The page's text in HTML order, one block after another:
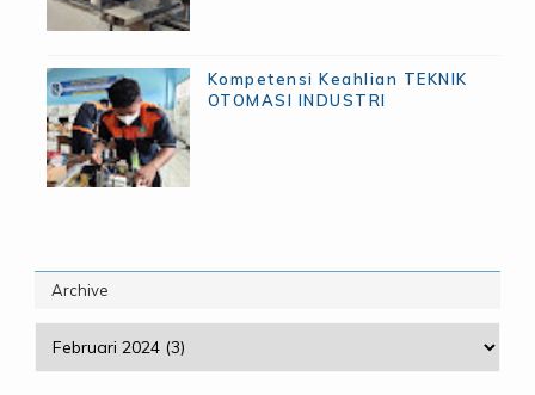
Kompetensi Keahlian TEKNIK
OTOMASI INDUSTRI
Archive